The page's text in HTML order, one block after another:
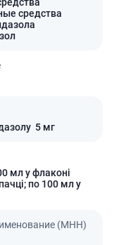
средства
 5 мг
мл у флаконі
по 100 мл у
(МНН)